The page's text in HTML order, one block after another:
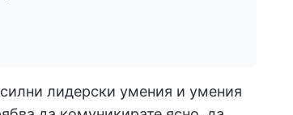
лидерски умения и умения